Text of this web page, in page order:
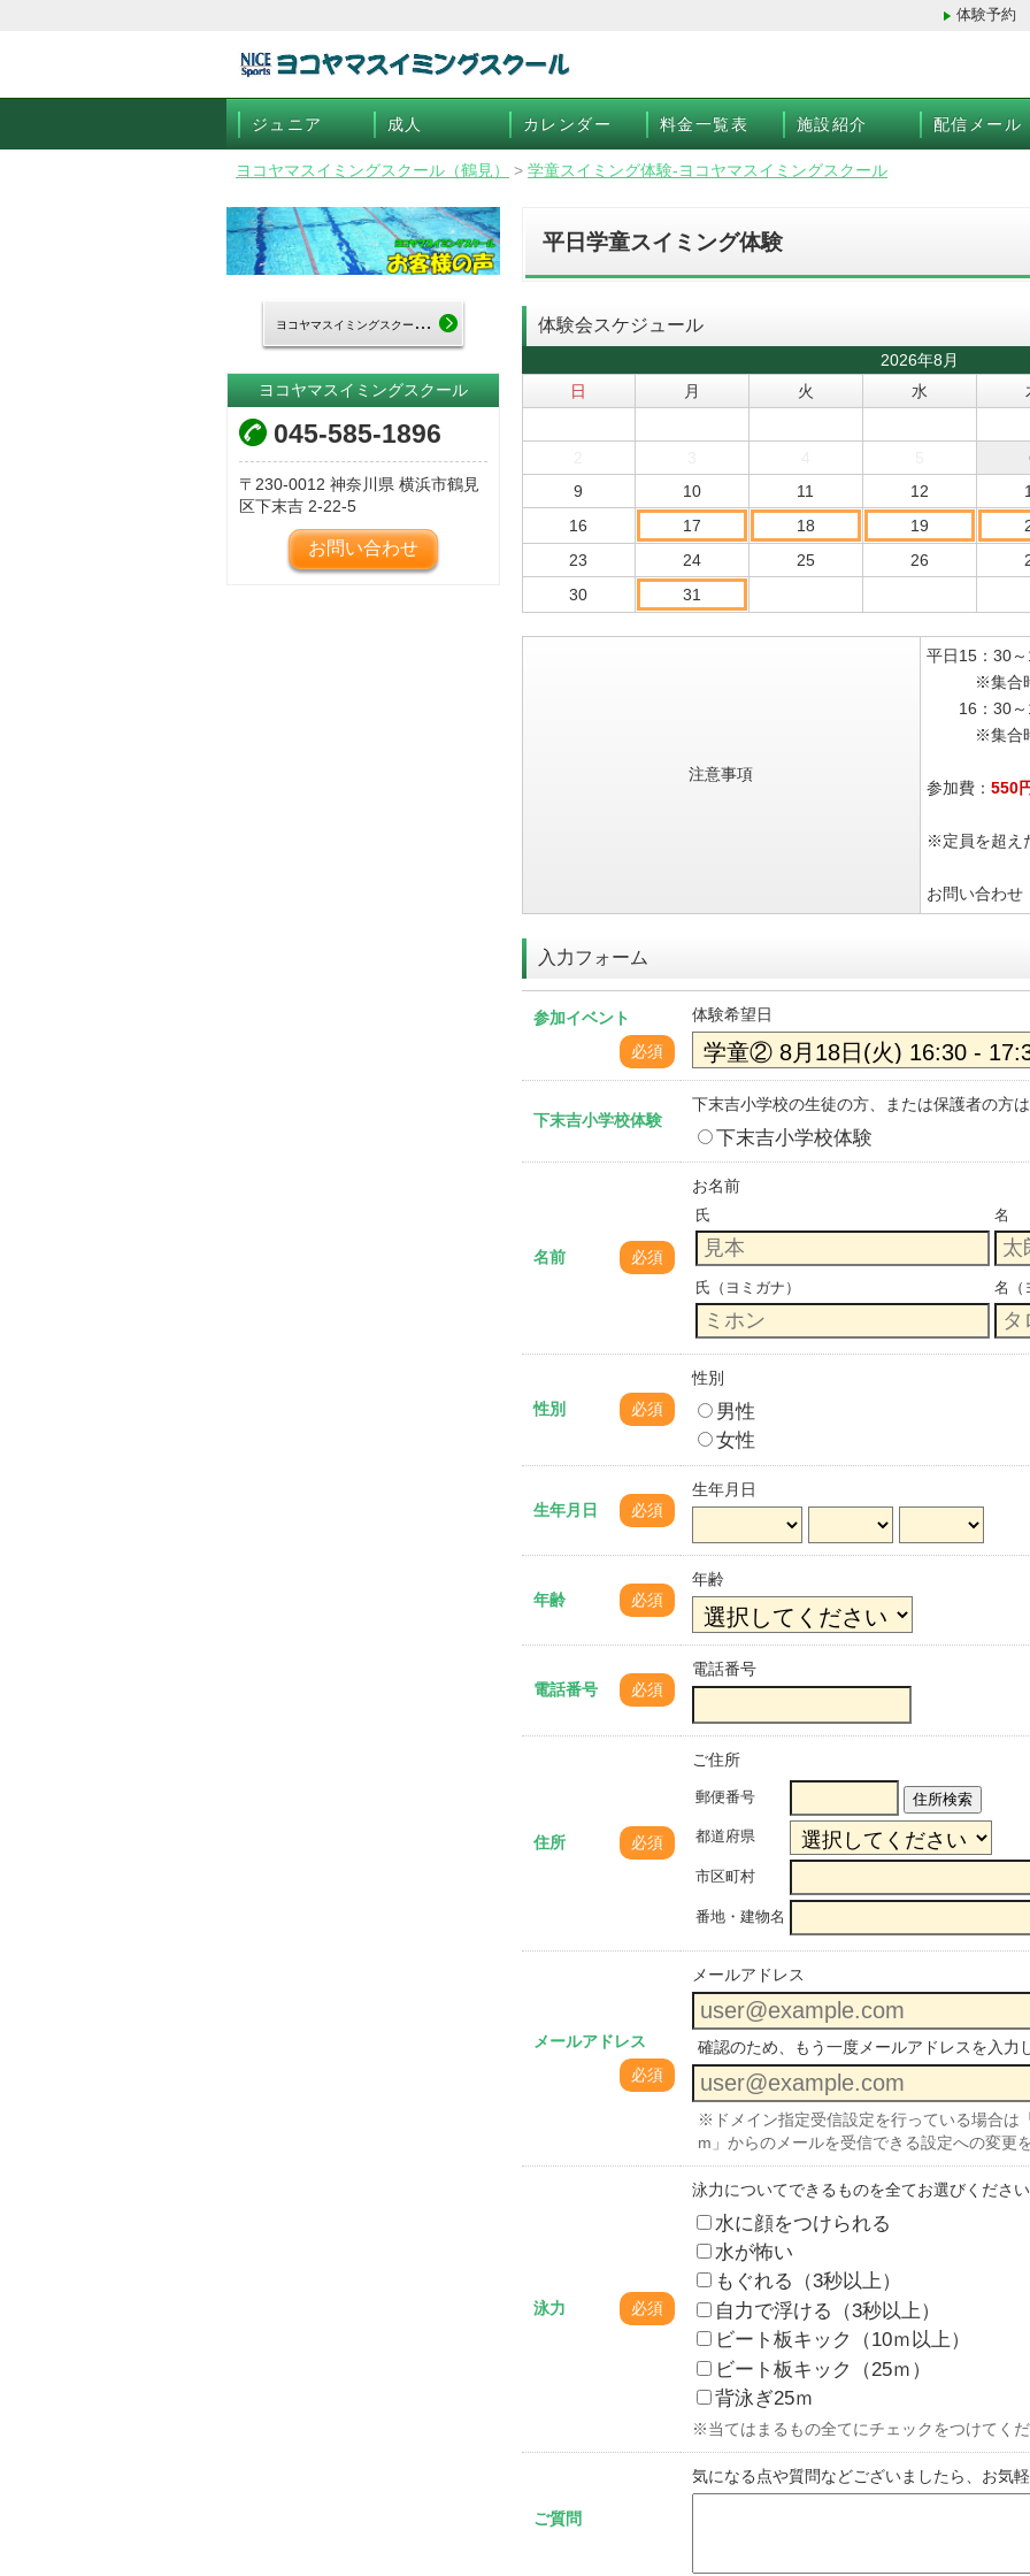
体験予約
ジュニア 成人 カレンダー 料金一覧表 施設紹介 配信メール
ヨコヤマスイミングスクール（鶴見） > 学童スイミング体験-ヨコヤマスイミングスクール
平日学童スイミング体験
体験会スケジュール
2026年8月
日
月 火 水
9
10 11 12
16
17 18 19
23
24 25 26
30
31
注意事項
平日15：30～
※集合時
16：30～
※集合時
参加費： 550
※定員を超え
お問い合わせ
入力フォーム
参加イベント
必須
体験希望日
下末吉小学校体験
下末吉小学校の生徒の方、または保護者の方
下末吉小学校体験
名前 必須
お名前
氏 名
氏（ヨミガナ） 名（
性別 必須
性別
男性
女性
生年月日 必須
生年月日
年齢 必須
年齢
電話番号 必須
電話番号
住所 必須
ご住所
郵便番号 住所検索
都道府県
市区町村
番地・建物名
メールアドレス
必須
メールアドレス
確認のため、もう一度メールアドレスを入力
※ドメイン指定受信設定を行っている場合は
m」からのメールを受信できる設定への変更
泳力 必須
泳力についてできるものを全てお選びください
水に顔をつけられる
水が怖い
もぐれる（3秒以上）
自力で浮ける（3秒以上）
ビート板キック（10ｍ以上）
ビート板キック（25ｍ）
背泳ぎ25ｍ
※当てはまるもの全てにチェックをつけてく
ご質問
気になる点や質問などございましたら、お気軽
ヨ
コヤマスイミングスクールTOP
ヨコヤマスイミングスクール
045-585-1896
230-0012 神奈川県 横浜市鶴見
区下末吉 2-22-5
お問い合わせ